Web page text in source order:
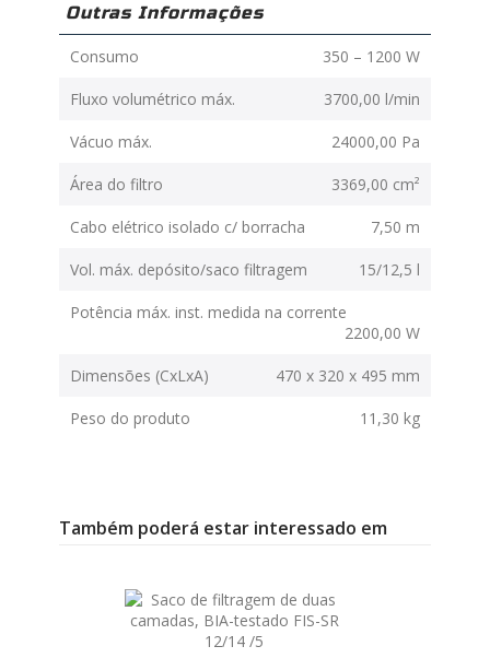
Outras Informações
Consumo 350 – 1200 W
Fluxo volumétrico máx. 3700,00 l/min
Vácuo máx. 24000,00 Pa
Área do filtro 3369,00 cm²
Cabo elétrico isolado c/ borracha 7,50 m
Vol. máx. depósito/saco filtragem 15/12,5 l
Potência máx. inst. medida na corrente
2200,00 W
Dimensões (CxLxA) 470 x 320 x 495 mm
Peso do produto 11,30 kg
Também poderá estar interessado em